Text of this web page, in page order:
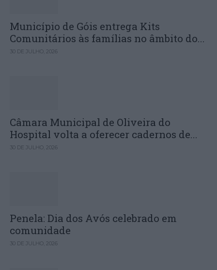
Município de Góis entrega Kits
Comunitários às famílias no âmbito do...
30 DE JULHO, 2026
Câmara Municipal de Oliveira do
Hospital volta a oferecer cadernos de...
30 DE JULHO, 2026
Penela: Dia dos Avós celebrado em
comunidade
30 DE JULHO, 2026